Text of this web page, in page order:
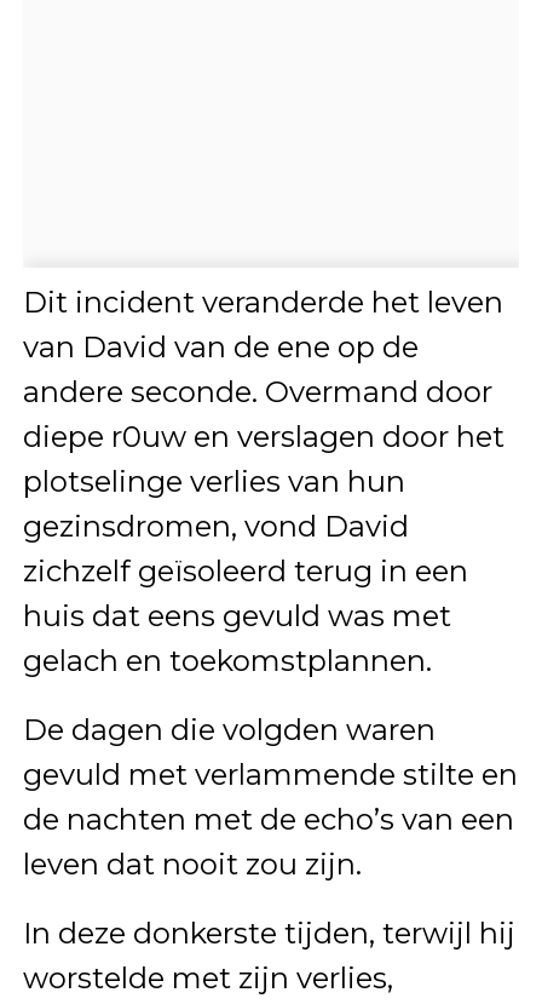
Dit incident veranderde het leven
van David van de ene op de
andere seconde. Overmand door
diepe r0uw en verslagen door het
plotselinge verlies van hun
gezinsdromen, vond David
zichzelf geïsoleerd terug in een
huis dat eens gevuld was met
gelach en toekomstplannen.
De dagen die volgden waren
gevuld met verlammende stilte en
de nachten met de echo’s van een
leven dat nooit zou zijn.
In deze donkerste tijden, terwijl hij
worstelde met zijn verlies,